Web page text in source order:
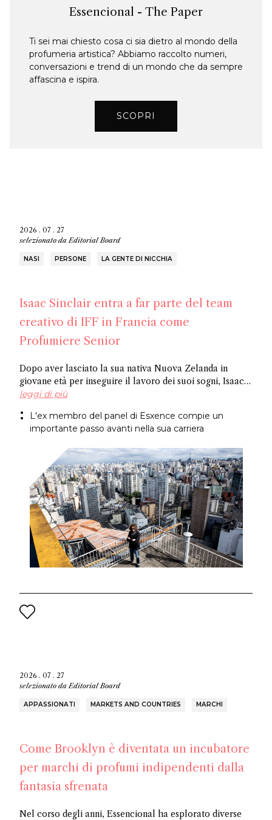
Essencional - The Paper
Ti sei mai chiesto cosa ci sia dietro al mondo della
profumeria artistica? Abbiamo raccolto numeri,
conversazioni e trend di un mondo che da sempre
affascina e ispira.
SCOPRI
2026 . 07 . 27
selezionato da Editorial Board
NASI PERSONE LA GENTE DI NICCHIA
Isaac Sinclair entra a far parte del team
creativo di IFF in Francia come
Profumiere Senior
Dopo aver lasciato la sua nativa Nuova Zelanda in
giovane età per inseguire il lavoro dei suoi sogni, Isaac
Sinclair è entrato a far parte di IFF come Profumiere
membro del panel di Esxence, è stato allievo di Maurice
Roucel e ha trascorso gli anni formativi in ​​Brasile. Ha
Neanderthal e Abel. Congratulazioni Isaac!
leggi di più
L'ex membro del panel di Esxence compie un
importante passo avanti nella sua carriera
2026 . 07 . 27
selezionato daEditorial Board
APPASSIONATI MARKETS AND COUNTRIES MARCHI
Come Brooklyn è diventata un incubatore
per marchi di profumi indipendenti dalla
fantasia sfrenata
Nel corso degli anni, Essencional ha esplorato diverse